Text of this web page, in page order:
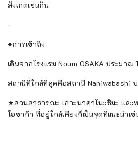
สังเกตเช่นกัน
-
◆การเข้าถึง
เดินจากโรงแรม Noum OSAKA ประมาณ
สถานีที่ใกล้ที่สุดคือสถานี Naniwabashi
★สวนสาธารณะ เกาะนาคาโนะชิมะ แล
โอซาก้า ที่อยู่ใกล้เคียงก็เป็นจุดที่แนะนำเ